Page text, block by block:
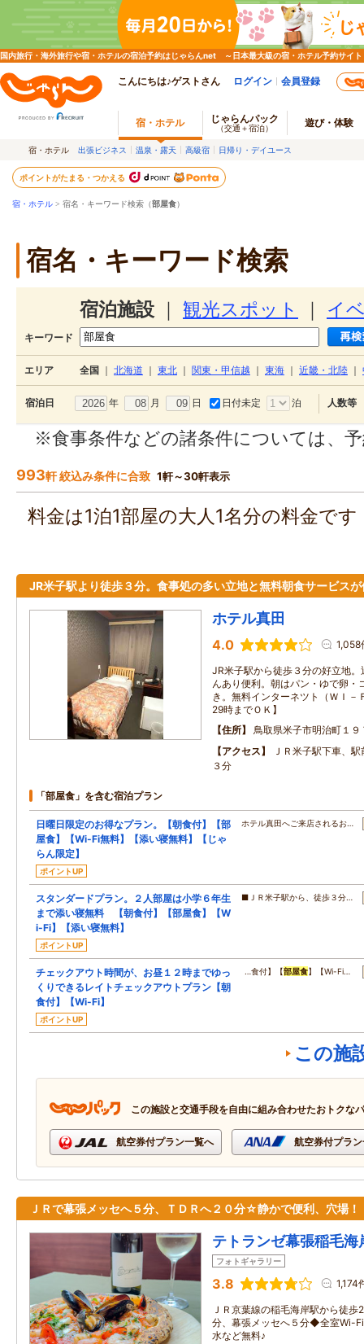
国内旅行・海外旅行や宿・ホテルの宿泊予約はじゃらんnet ～日本最大級の宿・ホテル予約サイト
こんにちは♪ゲストさん ログイン 会員登録
宿・ホテル じゃらんパック
（交通＋宿泊） 遊び・体験
宿・ホテル 出張ビジネス 温泉・露天 高級宿 日帰り・デイユース
ポイントがたまる・つかえる
宿・ホテル > 宿名・キーワード検索（部屋食）
宿名・キーワード検索
宿泊施設 観光スポット イ
キーワード
エリア 全国 北海道 東北 関東・甲信越 東海 近畿・北陸
宿泊日 年 月 日 日付未定 泊 人数等
※食事条件などの諸条件については、
993軒 絞込み条件に合致 1軒～30軒表示
料金は1泊1部屋の大人1名分の料金で
JR米子駅より徒歩３分。食事処の多い立地と無料朝食サービス
ホテル真田
4.0 1,058
JR米子駅から徒歩３分の好立地
んあり便利。朝はパン・ゆで卵・
き。無料インターネツト（ＷＩ－
29時までＯＫ】
住所
鳥取県米子市明治町１９
アクセス
ＪＲ米子駅下車、
３分
「部屋食」を含む宿泊プラン
日曜日限定のお得なプラン。【朝食付】【部
屋食】【Wi-Fi無料】【添い寝無料】【じゃ
らん限定】
ポイントUP
ホテル真田へご来店されるお…
スタンダードプラン。２人部屋は小学６年生
まで添い寝無料 【朝食付】【部屋食】【W
i-Fi】【添い寝無料】
ポイントUP
■ＪＲ米子駅から、徒歩３分…
チェックアウト時間が、お昼１２時までゆっ
くりできるレイトチェックアウトプラン【朝
食付】【Wi-Fi】
ポイントUP
…食付】【部屋食】【Wi-Fi…
この施
この施設と交通手段を自由に組み合わせたおトクな
航空券付プラン一覧へ 航空券付プラ
ＪＲで幕張メッセへ５分、ＴＤＲへ２０分☆静かで便利、穴場！
テトランゼ幕張稲毛海
フォトギャラリー
3.8 1,174
ＪＲ京葉線の稲毛海岸駅から徒
分、幕張メッセへ５分◆全室Wi-
水など無料♪